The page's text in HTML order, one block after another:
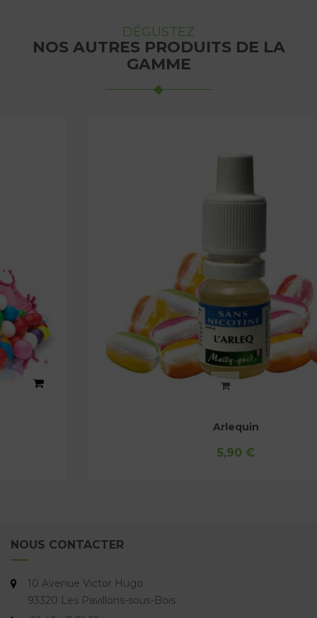
DÉGUSTEZ
NOS AUTRES PRODUITS DE LA
GAMME
NOUS CONTACTER
10 Avenue Victor Hugo
93320 Les Pavillons-sous-Bois